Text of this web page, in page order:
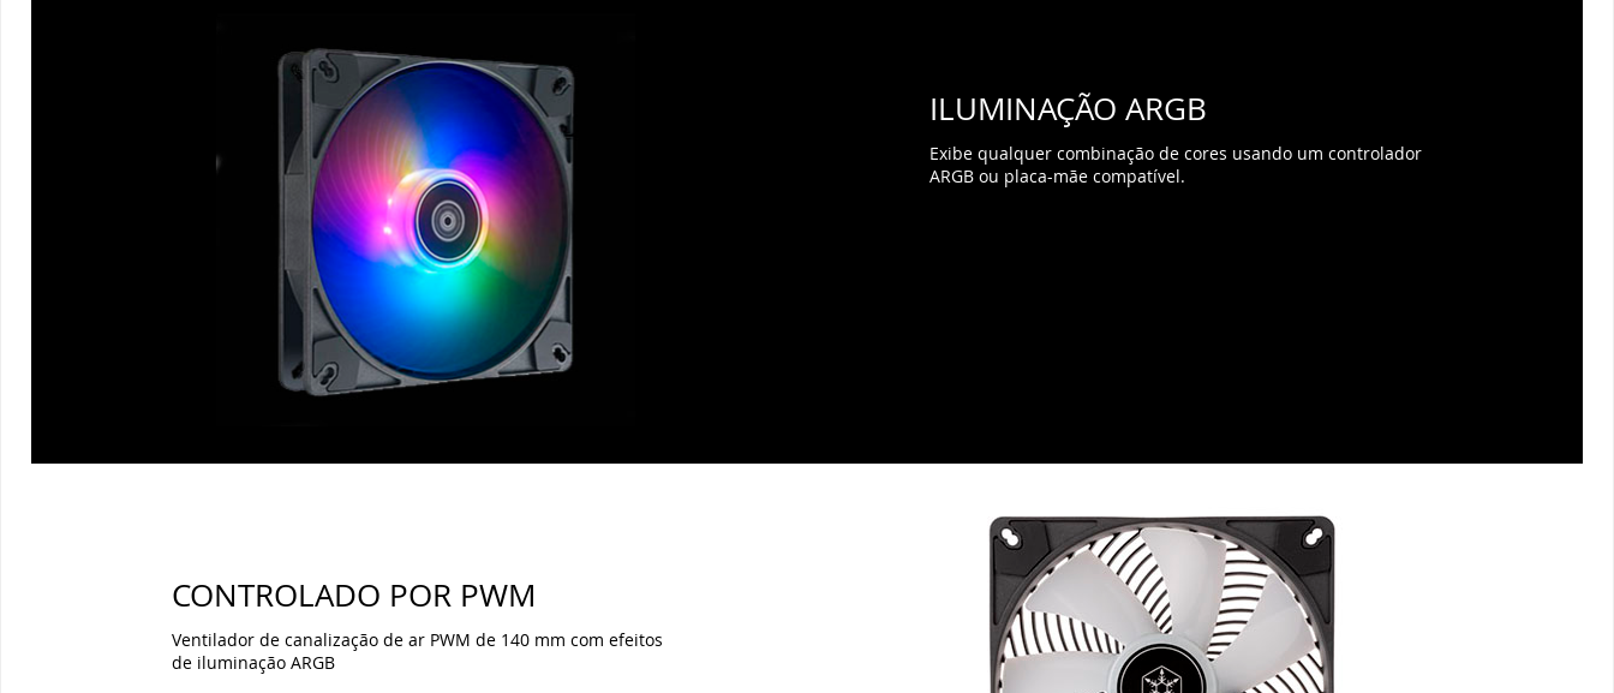
ILUMINAÇÃO ARGB
Exibe qualquer combinação de cores usando um controlador
ARGB ou placa-mãe compatível.
CONTROLADO POR PWM
Ventilador de canalização de ar PWM de 140 mm com efeitos
de iluminação ARGB